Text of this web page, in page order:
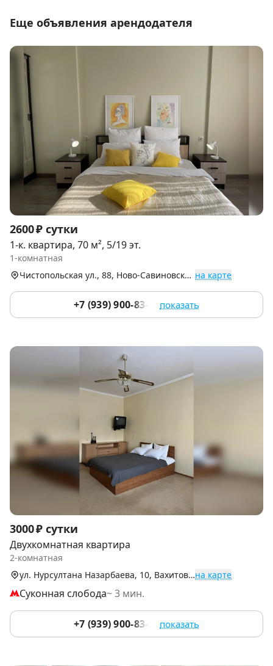
Еще объявления арендодателя
Item
1
of
9
2600 ₽ сутки
1-к. квартира, 70 м², 5/19 эт.
1-комнатная
Чистопольская ул., 88, Ново-Савиновский р-н на карте
+7 (939) 900-83-73 показать
Item
1
of
3000 ₽ сутки
Двухкомнатная квартира
2-комнатная
ул. Нурсултана Назарбаева, 10, Вахитовский р-нна карте
Суконная слобода~ 3 мин.
+7 (939) 900-83-73 показать